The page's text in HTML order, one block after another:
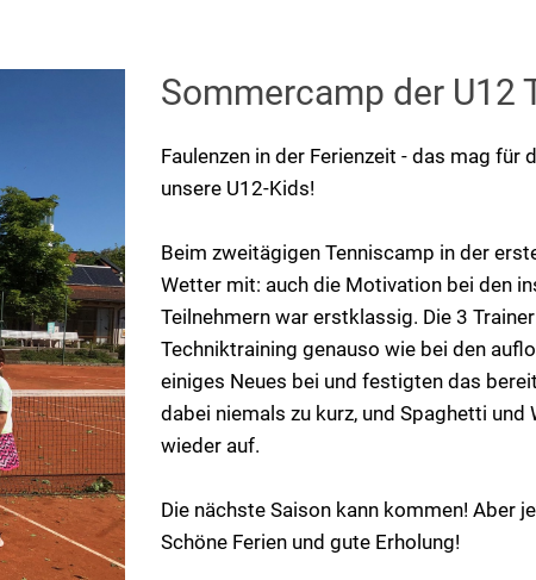
Sommercamp der U12
Faulenzen in der Ferienzeit - das mag für
unsere U12-Kids!
Beim zweitägigen Tenniscamp in der
Wetter mit: auch die Motivation bei den
Teilnehmern war erstklassig. Die 3
Techniktraining genauso wie bei den
einiges Neues bei und festigten das
dabei niemals zu kurz, und Spaghetti
wieder auf.
Die nächste Saison kann kommen! Aber
Schöne Ferien und gute Erholung!